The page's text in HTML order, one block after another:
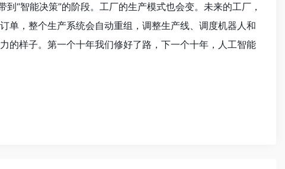
“智能决策”的阶段。工厂的生产模式也会变。未来的工厂，
单，整个生产系统会自动重组，调整生产线、调度机器人和
的样子。第一个十年我们修好了路，下一个十年，人工智能